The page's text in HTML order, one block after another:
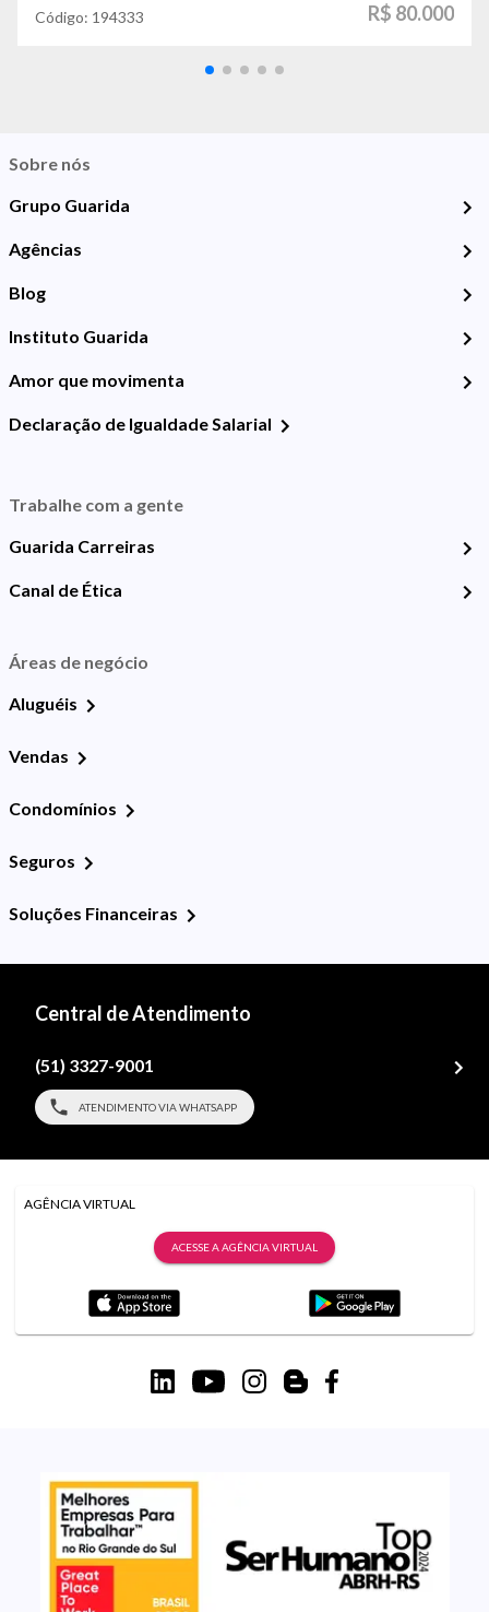
Código: 194333 R$ 80.000
Sobre nós
Grupo Guarida
Agências
Blog
Instituto Guarida
Amor que movimenta
Declaração de Igualdade Salarial
Trabalhe com a gente
Guarida Carreiras
Canal de Ética
Áreas de negócio
Aluguéis
Vendas
Condomínios
Seguros
Soluções Financeiras
Central de Atendimento
(51) 3327-9001
ATENDIMENTO VIA WHATSAPP
AGÊNCIA VIRTUAL
ACESSE A AGÊNCIA VIRTUAL